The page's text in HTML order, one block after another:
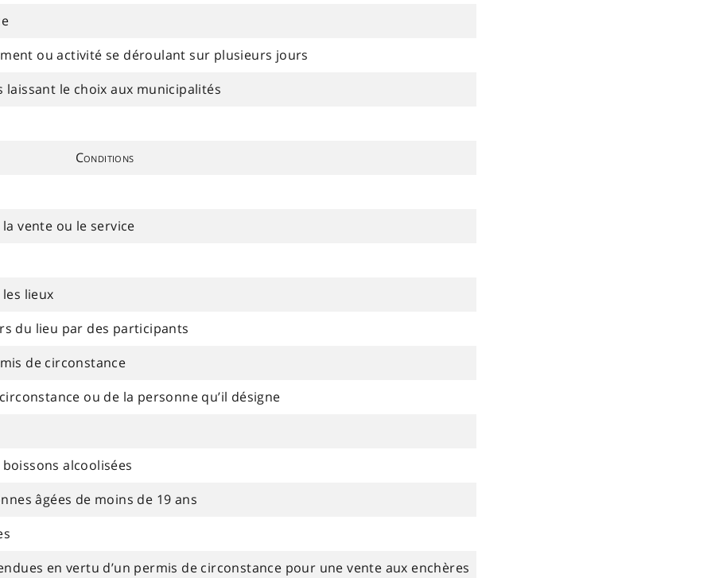
ou activité se déroulant sur plusieurs jours
laissant le choix aux municipalités
Conditions
vente ou le service
lieux
du lieu par des participants
de circonstance
ou de la personne qu’il désigne
alcoolisées
âgées de moins de 19 ans
en vertu d’un permis de circonstance pour une vente aux enchères